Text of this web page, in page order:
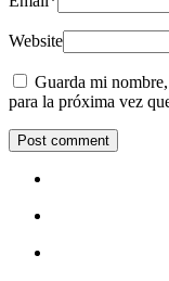
Website
Guarda mi
para la próxima vez